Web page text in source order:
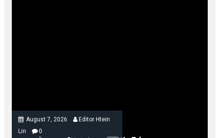
August 7, 2026
Editor Htein
Lin
0